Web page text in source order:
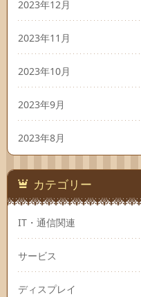
2023年12月
2023年11月
2023年10月
2023年9月
2023年8月
カテゴリー
IT・通信関連
サービス
ディスプレイ